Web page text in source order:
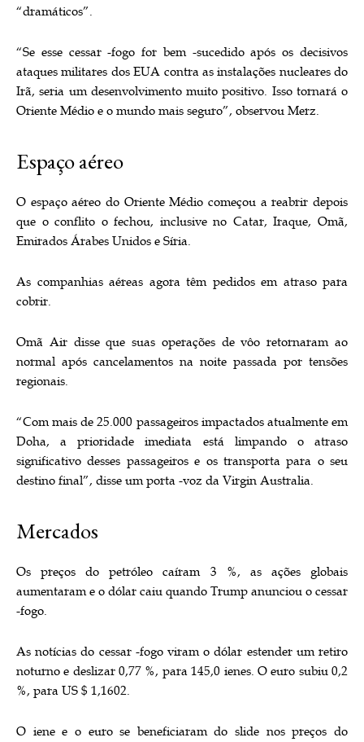
“dramáticos”.
“Se esse cessar -fogo for bem -sucedido após os decisivos
ataques militares dos EUA contra as instalações nucleares do
Irã, seria um desenvolvimento muito positivo. Isso tornará o
Oriente Médio e o mundo mais seguro”, observou Merz.
Espaço aéreo
O espaço aéreo do Oriente Médio começou a reabrir depois
que o conflito o fechou, inclusive no Catar, Iraque, Omã,
Emirados Árabes Unidos e Síria.
As companhias aéreas agora têm pedidos em atraso para
cobrir.
Omã Air disse que suas operações de vôo retornaram ao
normal após cancelamentos na noite passada por tensões
regionais.
“Com mais de 25.000 passageiros impactados atualmente em
Doha, a prioridade imediata está limpando o atraso
significativo desses passageiros e os transporta para o seu
destino final”, disse um porta -voz da Virgin Australia.
Mercados
Os preços do petróleo caíram 3 %, as ações globais
aumentaram e o dólar caiu quando Trump anunciou o cessar
-fogo.
As notícias do cessar -fogo viram o dólar estender um retiro
noturno e deslizar 0,77 %, para 145,0 ienes. O euro subiu 0,2
%, para US $ 1,1602.
O iene e o euro se beneficiaram do slide nos preços do